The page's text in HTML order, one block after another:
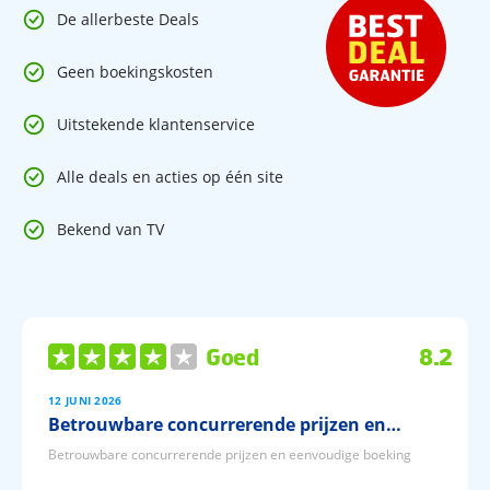
Pediküre zur Verfügung.KreditkarteEuro/MasterCard, Visa
De allerbeste Deals
Geen boekingskosten
Uitstekende klantenservice
Alle deals en acties op één site
Bekend van TV
Goed 8.2
12 JUNI 2026
Betrouwbare concurrerende prijzen en…
Betrouwbare concurrerende prijzen en eenvoudige boeking